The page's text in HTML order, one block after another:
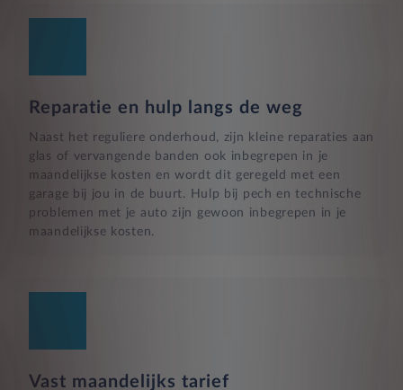
Reparatie en hulp langs de weg
Naast het reguliere onderhoud, zijn kleine reparaties aan
glas of vervangende banden ook inbegrepen in je
maandelijkse kosten en wordt dit geregeld met een
garage bij jou in de buurt. Hulp bij pech en technische
problemen met je auto zijn gewoon inbegrepen in je
maandelijkse kosten.
Vast maandelijks tarief